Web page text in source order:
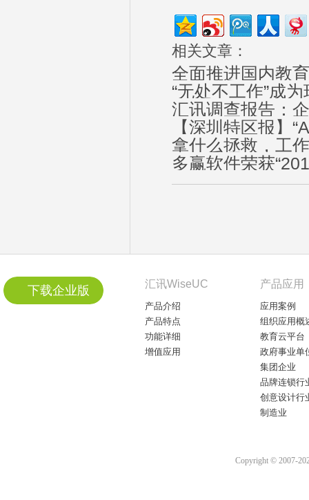
相关文章：
全面推进国内教
“无处不工作”成
汇讯调查报告：
【深圳特区报】
拿什么拯救，工
多赢软件荣获
下载企业版 汇讯WiseUC
产品介绍
产品特点
功能详细
增值应用
产品应用
应用案例
组织应用概
教育云平台
政府事业单
集团企业
品牌连锁行
创意设计行
制造业
Copyright © 2007-